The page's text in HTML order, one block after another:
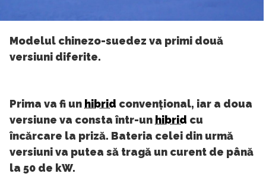
Modelul chinezo-suedez va primi două
versiuni diferite.
Prima va fi un hibrid convențional, iar a doua
versiune va consta într-un hibrid cu
încărcare la priză. Bateria celei din urmă
versiuni va putea să tragă un curent de până
la 50 de kW.